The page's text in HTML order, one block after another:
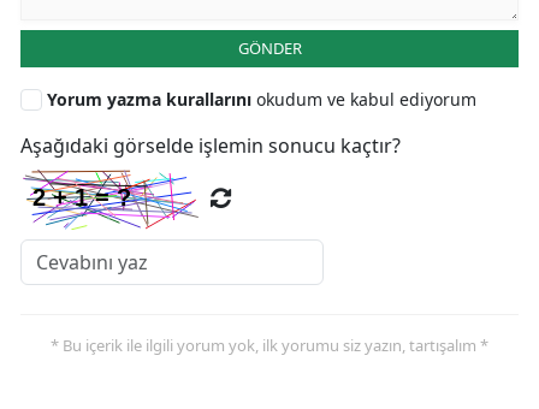
GÖNDER
Yorum yazma kurallarını okudum ve kabul ediyorum
Aşağıdaki görselde işlemin sonucu kaçtır?
* Bu içerik ile ilgili yorum yok, ilk yorumu siz yazın, tartışalım *